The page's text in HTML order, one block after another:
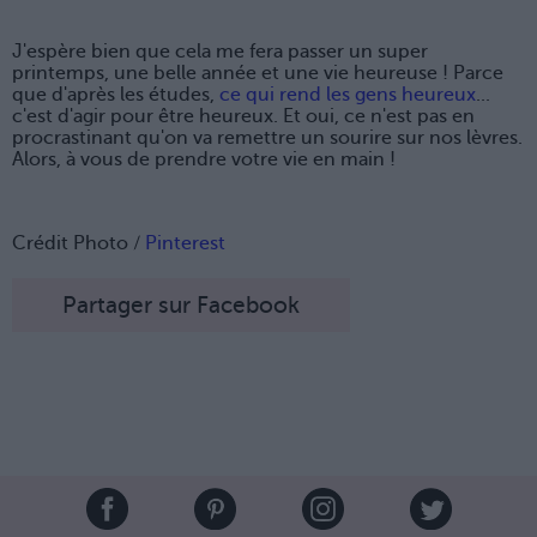
J'espère bien que cela me fera passer un super
printemps, une belle année et une vie heureuse ! Parce
que d'après les études, ce qui rend les gens heureux...
c'est d'agir pour être heureux. Et oui, ce n'est pas en
procrastinant qu'on va remettre un sourire sur nos lèvres.
Alors, à vous de prendre votre vie en main !
Crédit Photo / Pinterest
Partager sur Facebook